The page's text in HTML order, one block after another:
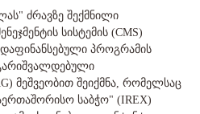
ძრავზე შექმნილი
სისტემის (CMS)
პროგრამის
მეშვეობით შეიქმნა, რომელსაც
საბჭო" (IREX)